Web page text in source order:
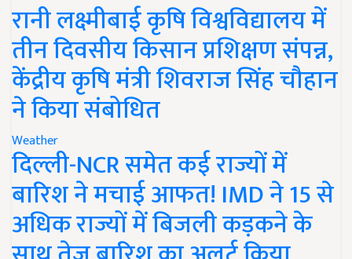
रानी लक्ष्मीबाई कृषि विश्वविद्यालय में
तीन दिवसीय किसान प्रशिक्षण संपन्न,
केंद्रीय कृषि मंत्री शिवराज सिंह चौहान
ने किया संबोधित
Weather
दिल्ली-NCR समेत कई राज्यों में
बारिश ने मचाई आफत! IMD ने 15 से
अधिक राज्यों में बिजली कड़कने के